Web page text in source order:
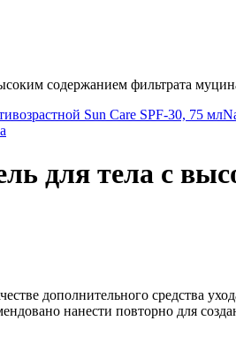
содержанием фильтрата
Sun Care SPF-30, 75 мл
для тела с
дополнительного средства
нанести повторно для